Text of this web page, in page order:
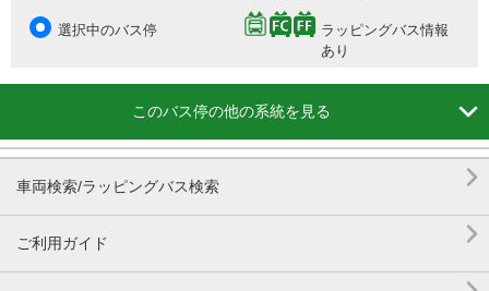
選択中のバス停
ラッピングバス情報
あり
このバス停の他の系統を見る 
車両検索/ラッピングバス検索 
ご利用ガイド
